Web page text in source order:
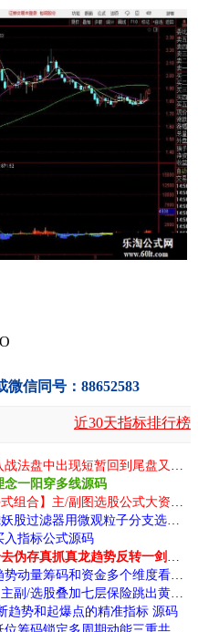
信同号：88652583
近30天指标排行榜
通达信【抢帽子】副图/选捕尾盘买入战法盘中出现短暂回到尾盘又重新走强源码
念一阳穿多线源码
通达信【ABC预测赢家大主力资金公式组合】主/副图选股公式大资金波段趋势判断牛股源码
通达信【拉格朗日量】副图前置过滤妖股过滤器用微观粒子分支选股源码
入指标公式源码
通达信【擒龙真身】主副选股三合一去伪存真抓真龙趋势反转一剑封喉源码
通达信【大单异动趋势】副图/选股趋势动量筹码和资金多个维度看清庄家源码
通达信某平台叫卖【量价厘定黑马】主副/选股叠加七层保险跳出黄钻发令枪源码
趋势和起爆点的精准指标 源码